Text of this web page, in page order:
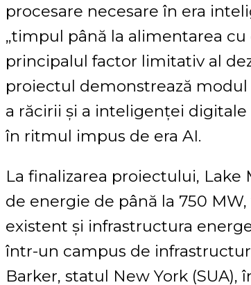
procesare necesare în era
„timpul până la alimentarea
principalul factor limitativ al
proiectul demonstrează
a răcirii și a inteligenței
în ritmul impus de era AI.
La finalizarea proiectului,
de energie de până la 750
existent și infrastructura
într-un campus de
Barker, statul New York